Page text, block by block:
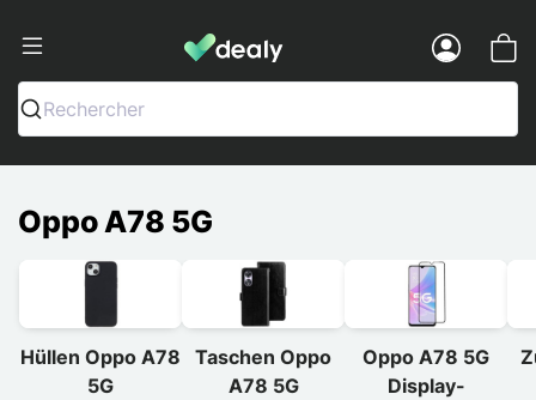
Dealy - Hüllen und Zubehör für
Rechercher
Oppo A78 5G
Hüllen Oppo A78
5G
Taschen Oppo
A78 5G
Oppo A78 5G
Display-